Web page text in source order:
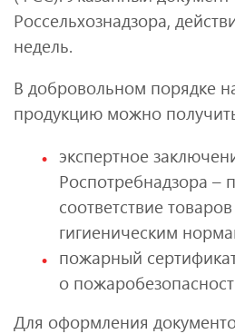
Россельхознадзора,
недель.
В добровольном порядке
продукцию можно
экспертное
Роспотребнадзора –
соответствие
гигиеническим
пожарный
о
Для оформления